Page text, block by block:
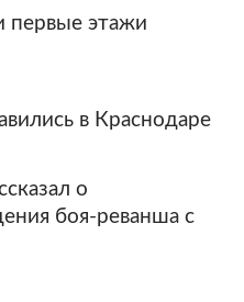
первые этажи
в Краснодаре
о
боя-реванша с